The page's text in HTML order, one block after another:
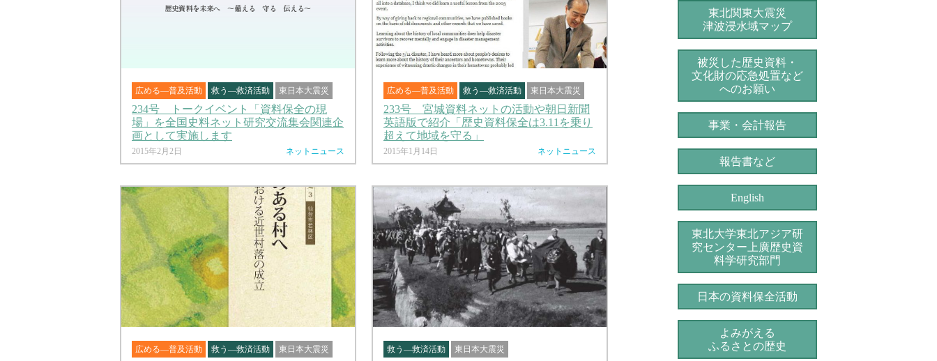
広める―普及活動 救う―救済活動 東日本大震災
234号 トークイベント「資料保全の現
場」を全国史料ネット研究交流集会関連企
画として実施します
2015年2月2日 ネットニュース
広める―普及活動 救う―救済活動 東日本大震災
233号 宮城資料ネットの活動や朝日新聞
英語版で紹介「歴史資料保全は3.11を乗り
超えて地域を守る」
2015年1月14日 ネットニュース
広める―普及活動 救う―救済活動 東日本大震災 救う―救済活動 東日本大震災
東北関東大震災
津波浸水域マップ
被災した歴史資料・
文化財の応急処置など
へのお願い
事業・会計報告
報告書など
English
東北大学東北アジア研
究センター 上廣歴史資
料学研究部門
日本の資料保全活動
よみがえる
ふるさとの歴史